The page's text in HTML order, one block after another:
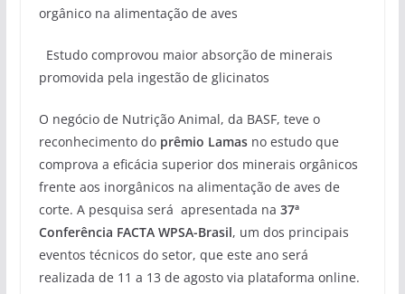
orgânico na alimentação de aves
Estudo comprovou maior absorção de minerais
promovida pela ingestão de glicinatos
O negócio de Nutrição Animal, da BASF, teve o
reconhecimento do prêmio Lamas no estudo que
comprova a eficácia superior dos minerais orgânicos
frente aos inorgânicos na alimentação de aves de
corte. A pesquisa será apresentada na 37ª
Conferência FACTA WPSA-Brasil, um dos principais
eventos técnicos do setor, que este ano será
realizada de 11 a 13 de agosto via plataforma online.